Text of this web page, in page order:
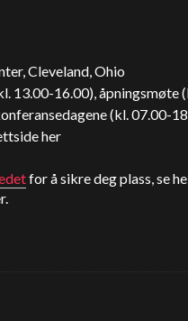
Cleveland, Ohio
13.00-16.00), åpningsmøte
(kl. 07.00-
her
for å sikre deg plass, se